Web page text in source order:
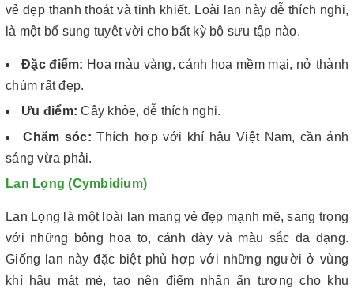
vẻ đẹp thanh thoát và tinh khiết. Loài lan này dễ thích nghi,
là một bổ sung tuyệt vời cho bất kỳ bộ sưu tập nào.
Đặc điểm: Hoa màu vàng, cánh hoa mềm mại, nở thành
chùm rất đẹp.
Ưu điểm: Cây khỏe, dễ thích nghi.
Chăm sóc: Thích hợp với khí hậu Việt Nam, cần ánh
sáng vừa phải.
Lan Lọng (Cymbidium)
Lan Lọng là một loài lan mang vẻ đẹp mạnh mẽ, sang trọng
với những bông hoa to, cánh dày và màu sắc đa dạng.
Giống lan này đặc biệt phù hợp với những người ở vùng
khí hậu mát mẻ, tạo nên điểm nhấn ấn tượng cho khu